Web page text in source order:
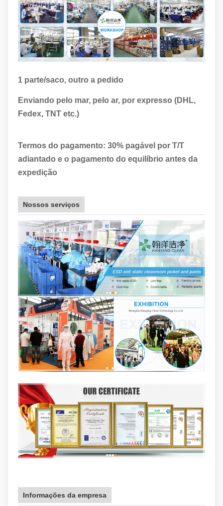
1 parte/saco, outro a pedido
Enviando pelo mar, pelo ar, por expresso (DHL,
Fedex, TNT etc.)
Termos do pagamento: 30% pagável por T/T
adiantado e o pagamento do equilíbrio antes da
expedição
Nossos serviços
Informações da empresa